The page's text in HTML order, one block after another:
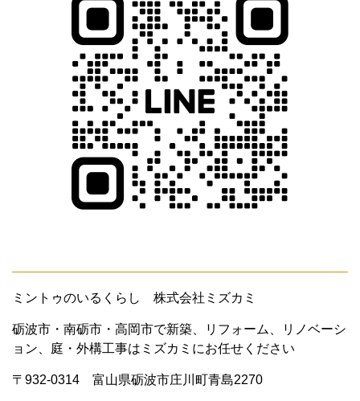
ミントゥのいるくらし 株式会社ミズカミ
砺波市・南砺市・高岡市で新築、リフォーム、リノベーシ
ョン、庭・外構工事はミズカミにお任せください
〒932-0314 富山県砺波市庄川町青島2270